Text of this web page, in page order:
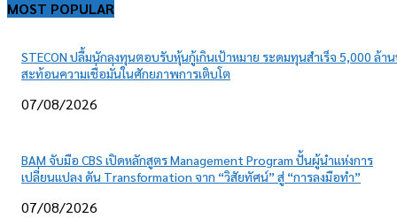
MOST POPULAR
STECON ปลื้มนักลงทุนตอบรับหุ้นกู้เกินเป้าหมาย ระดมทุนสำเร็จ 5,000 ล้า
สะท้อนความเชื่อมั่นในศักยภาพการเติบโต
07/08/2026
BAM จับมือ CBS เปิดหลักสูตร Management Program ปั้นผู้นำแห่งการ
เปลี่ยนแปลง ดัน Transformation จาก “วิสัยทัศน์” สู่ “การลงมือทำ”
07/08/2026